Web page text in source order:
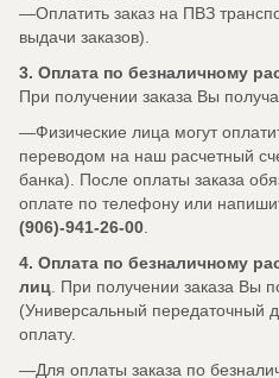
Оплатить заказ на ПВЗ
выдачи заказов).
3. Оплата по безналичному
При получении заказа Вы
Физические лица могут
переводом на наш расчетный
банка). После оплаты заказа
оплате по телефону или
(906)-941-26-00
4. Оплата по безналичному
лиц . При получении заказа Вы
(Универсальный передаточный
оплату.
Для оплаты заказа по